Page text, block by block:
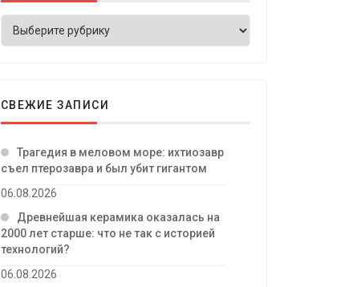
СВЕЖИЕ ЗАПИСИ
Трагедия в меловом море: ихтиозавр
съел птерозавра и был убит гигантом
06.08.2026
Древнейшая керамика оказалась на
2000 лет старше: что не так с историей
технологий?
06.08.2026